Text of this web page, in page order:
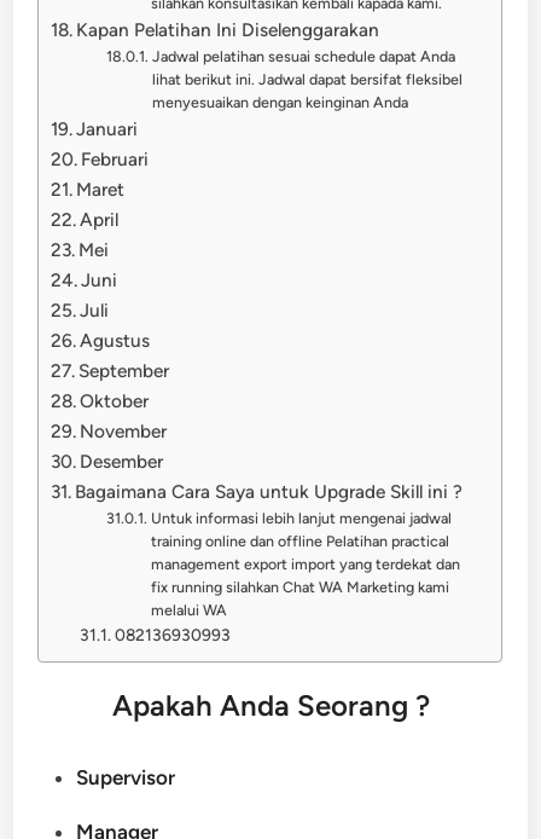
Kapan Pelatihan Ini Diselenggarakan
Jadwal pelatihan sesuai schedule dapat Anda
lihat berikut ini. Jadwal dapat bersifat fleksibel
menyesuaikan dengan keinginan Anda
Januari
Februari
Maret
April
Mei
Juni
Juli
Agustus
September
Oktober
November
Desember
Bagaimana Cara Saya untuk Upgrade Skill ini ?
Untuk informasi lebih lanjut mengenai jadwal
training online dan offline Pelatihan practical
management export import yang terdekat dan
fix running silahkan Chat WA Marketing kami
melalui WA
082136930993
Apakah Anda Seorang ?
Supervisor
Manager